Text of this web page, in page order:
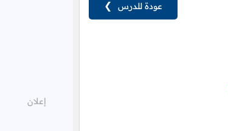
عودة للدرس ❯